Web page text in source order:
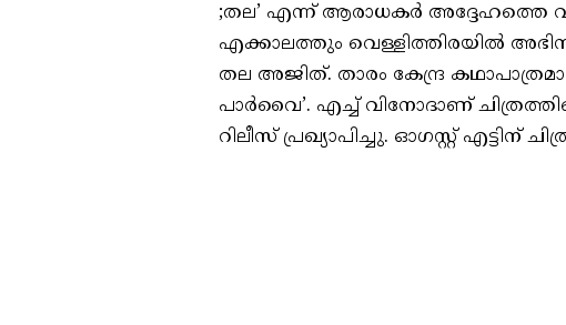
;തല’ എന്ന് ആരാധകര്‍ അദ്ദേഹത്തെ
എക്കാലത്തും വെള്ളിത്തിരയില്‍
തല അജിത്. താരം കേന്ദ്ര
പാര്‍വൈ’. എച്ച് വിനോദാണ്
റിലീസ് പ്രഖ്യാപിച്ചു. ഓഗസ്റ്റ് എട്ടിന്